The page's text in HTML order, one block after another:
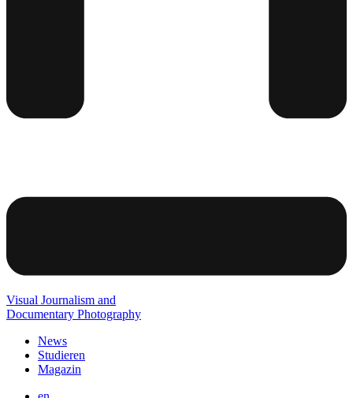
Visual Journalism and
Documentary Photography
News
Studieren
Magazin